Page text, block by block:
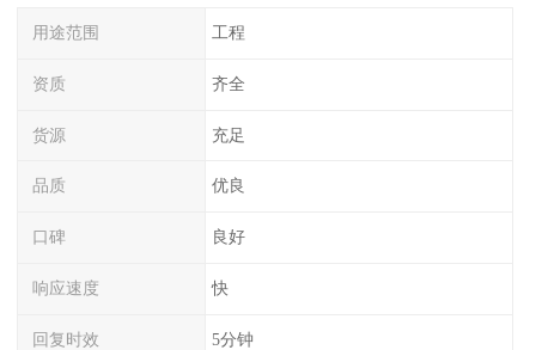
用途范围 工程
资质 齐全
货源 充足
品质 优良
口碑 良好
响应速度 快
回复时效 5分钟